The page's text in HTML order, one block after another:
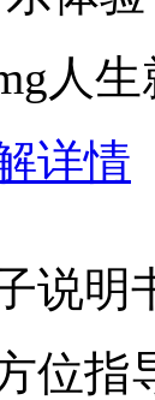
人
详情
说明
位指